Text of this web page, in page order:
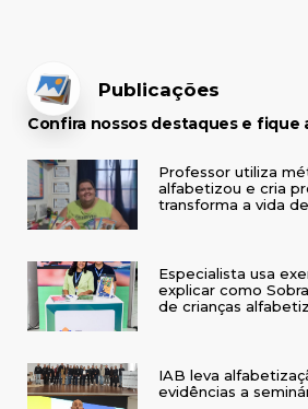
Publicações
Confira nossos destaques e fique
Professor utiliza
alfabetizou e cria
transforma a vida
Especialista usa
explicar como
de crianças
IAB leva
evidências a